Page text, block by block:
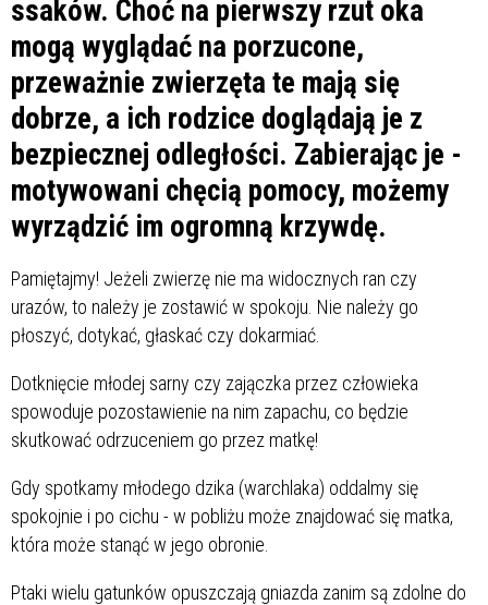
ssaków. Choć na pierwszy rzut oka
mogą wyglądać na porzucone,
przeważnie zwierzęta te mają się
dobrze, a ich rodzice doglądają je z
bezpiecznej odległości. Zabierając je -
motywowani chęcią pomocy, możemy
wyrządzić im ogromną krzywdę.
Pamiętajmy! Jeżeli zwierzę nie ma widocznych ran czy
urazów, to należy je zostawić w spokoju. Nie należy go
płoszyć, dotykać, głaskać czy dokarmiać.
Dotknięcie młodej sarny czy zajączka przez człowieka
spowoduje pozostawienie na nim zapachu, co będzie
skutkować odrzuceniem go przez matkę!
Gdy spotkamy młodego dzika (warchlaka) oddalmy się
spokojnie i po cichu - w pobliżu może znajdować się matka,
która może stanąć w jego obronie.
Ptaki wielu gatunków opuszczają gniazda zanim są zdolne do